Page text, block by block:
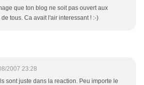
que ton blog ne soit pas ouvert aux
tous. Ca avait l'air interessant ! :-)
2007 23:28
sont juste dans la reaction. Peu importe le